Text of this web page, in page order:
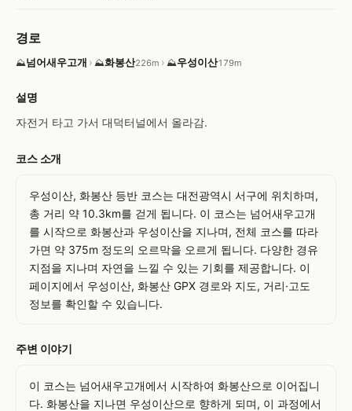
경로
⛰넘어새우고개 › ⛰화봉산226m › ⛰우성이산179m
설명
자전거 타고 가서 대덕터널에서 올라감.
코스 소개
우성이산, 화봉산 등반 코스는 대전광역시 서구에 위치하며,
총 거리 약 10.3km를 걷게 됩니다. 이 코스는 넘어새우고개
를 시작으로 화봉산과 우성이산을 지나며, 전체 코스를 따라
가면 약 375m 정도의 오르막을 오르게 됩니다. 다양한 경유
지점을 지나며 자연을 느낄 수 있는 기회를 제공합니다. 이
페이지에서 우성이산, 화봉산 GPX 경로와 지도, 거리·고도
정보를 확인할 수 있습니다.
주변 이야기
이 코스는 넘어새우고개에서 시작하여 화봉산으로 이어집니
다. 화봉산을 지나면 우성이산으로 향하게 되며, 이 과정에서